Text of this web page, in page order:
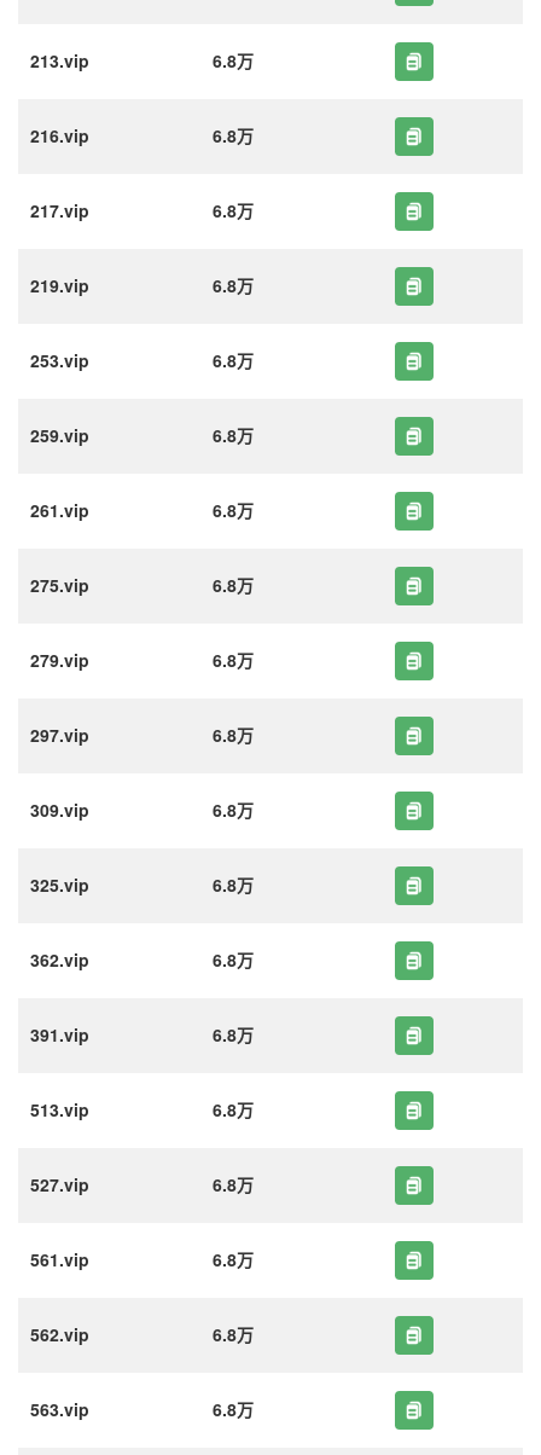
213.vip 6.8万
216.vip 6.8万
217.vip 6.8万
219.vip 6.8万
253.vip 6.8万
259.vip 6.8万
261.vip 6.8万
275.vip 6.8万
279.vip 6.8万
297.vip 6.8万
309.vip 6.8万
325.vip 6.8万
362.vip 6.8万
391.vip 6.8万
513.vip 6.8万
527.vip 6.8万
561.vip 6.8万
562.vip 6.8万
563.vip 6.8万